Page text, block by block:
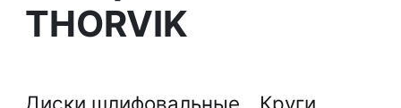
THORVIK
Диски шлифовальные
Круги